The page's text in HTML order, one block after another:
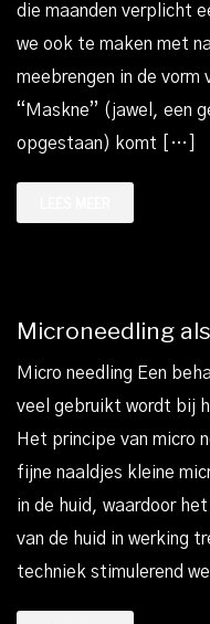
die maanden verplicht
we ook te maken met
meebrengen in de vorm
“Maskne” (jawel, een
opgestaan) komt […]
Microneedling
Micro needling Een
veel gebruikt wordt bij
Het principe van micro
fijne naaldjes kleine
in de huid, waardoor
van de huid in werking
techniek stimulerend